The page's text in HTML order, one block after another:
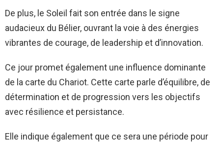
De plus, le Soleil fait son entrée dans le signe
audacieux du Bélier, ouvrant la voie à des énergies
vibrantes de courage, de leadership et d’innovation.
Ce jour promet également une influence dominante
de la carte du Chariot. Cette carte parle d’équilibre, de
détermination et de progression vers les objectifs
avec résilience et persistance.
Elle indique également que ce sera une période pour